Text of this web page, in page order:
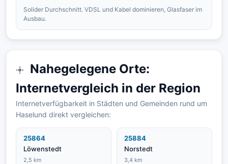
Solider Durchschnitt. VDSL und Kabel dominieren, Glasfaser im
Ausbau.
Nahegelegene Orte:
Internetvergleich in der Region
Internetverfügbarkeit in Städten und Gemeinden rund um
Haselund direkt vergleichen:
25864
Löwenstedt
2,5 km
25884
Norstedt
3,4 km